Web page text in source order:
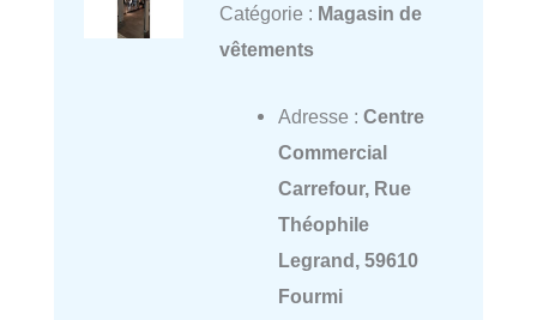
Catégorie : Magasin de
vêtements
Adresse : Centre
Commercial
Carrefour, Rue
Théophile
Legrand, 59610
Fourmi